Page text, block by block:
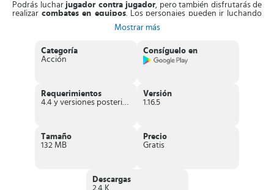
Podrás luchar jugador contra jugador, pero también disfrutarás de
realizar combates en equipos. Los personajes pueden ir luchando
o pueden aparecer de una vez en grupos de
para realizar una lucha múltiple.
Características interesantes de KOF
ALLSTAR
en toda la saga deTHE KING OF FIGHTERS
agregado unas nuevas, adaptadas a los dispositivos electrónicos.
Entre ellas tenemos las siguientes:
combates se dan en
tiempo real, sin dar espacio para pensar
estrategias.
escenarios y gráficos tridimensionales
Mostrar más
Categoría
Acción
Consíguelo en
Requerimientos
4.4 y versiones posteriores
Versión
1.16.5
Tamaño
132 MB
Precio
Gratis
Descargas
2.4 K